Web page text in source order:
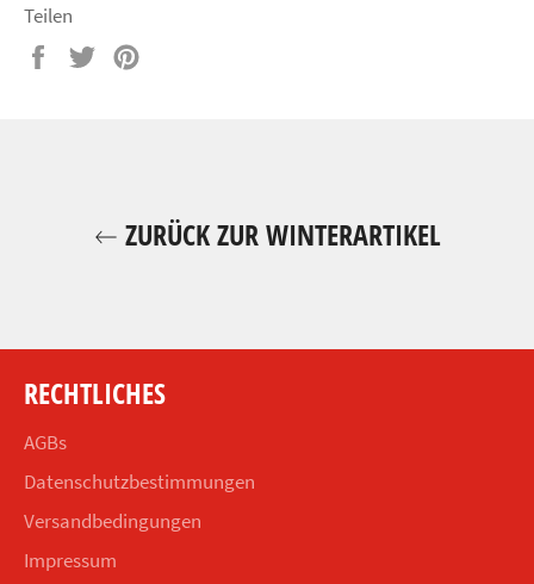
Teilen
Auf
Auf
ZURÜCK ZUR WINTERARTIKEL
RECHTLICHES
AGBs
Datenschutzbestimmungen
Versandbedingungen
Impressum